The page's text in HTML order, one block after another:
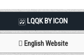
LQQK BY ICON
English Website